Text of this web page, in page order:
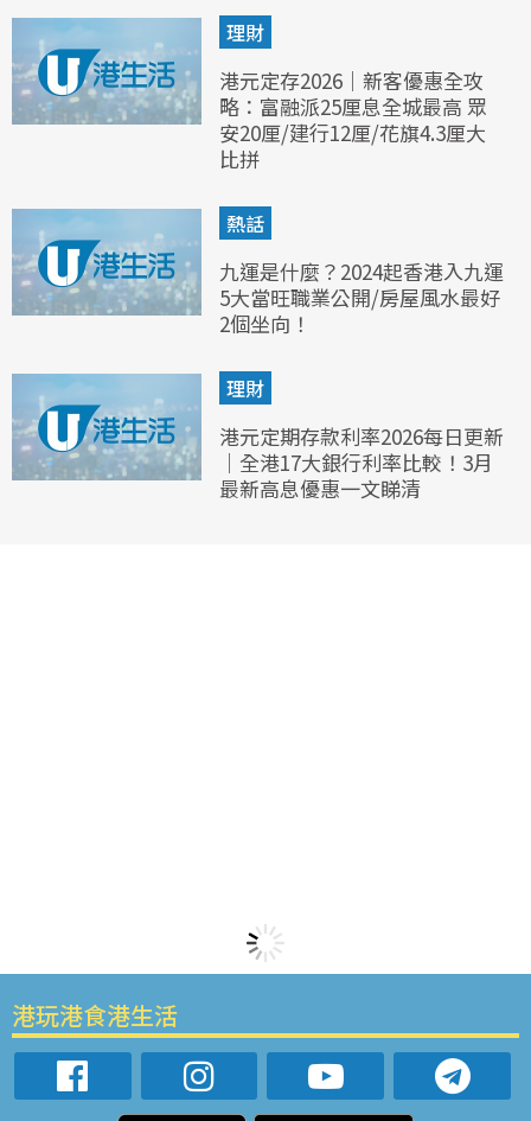
理財
港元定存2026｜新客優惠全攻
略：富融派25厘息全城最高 眾
安20厘/建行12厘/花旗4.3厘大
比拼
熱話
九運是什麼？2024起香港入九運
5大當旺職業公開/房屋風水最好
2個坐向！
理財
港元定期存款利率2026每日更新
｜全港17大銀行利率比較！3月
最新高息優惠一文睇清
港玩港食港生活